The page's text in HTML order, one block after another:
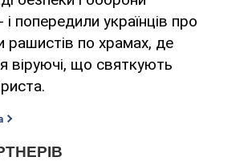
і попередили українців про
рашистів по храмах, де
віруючі, що святкують